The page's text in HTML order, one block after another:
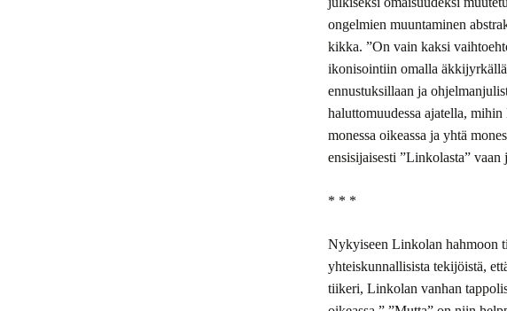
ongelmien muuntaminen
kikka. ”On vain kaksi
ikonisointiin omalla
ennustuksillaan ja
haluttomuudessa ajatella,
monessa oikeassa ja yhtä
ensisijaisesti ”Linkolasta” vaan
* * *
Nykyiseen Linkolan hahmoon
yhteiskunnallisista tekijöistä,
tiikeri, Linkolan vanhan